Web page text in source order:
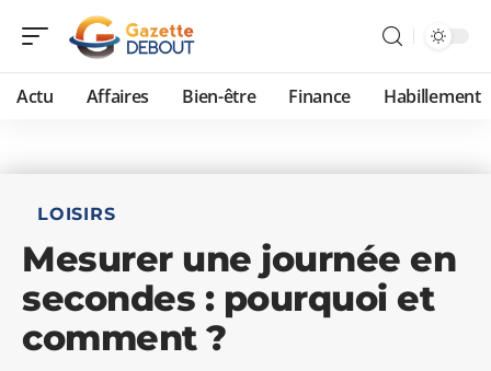
Actu Affaires Bien-être Finance Habillement
LOISIRS
Mesurer une journée en
secondes : pourquoi et
comment ?